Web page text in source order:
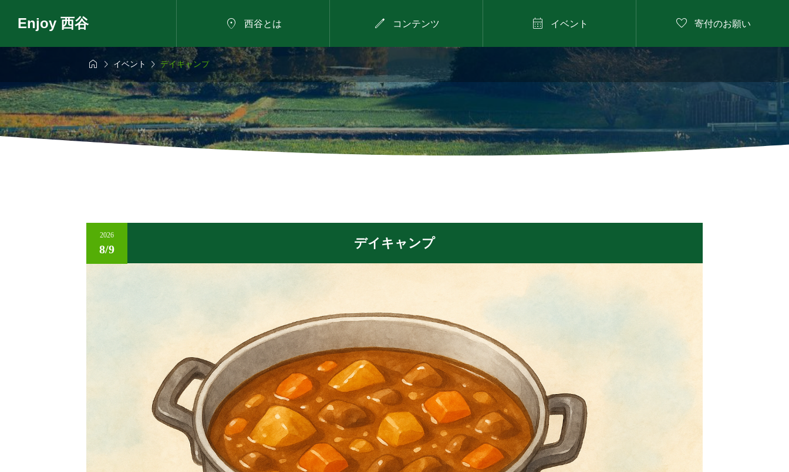
Enjoy 西谷  西谷とは  コンテンツ  イベント  寄付のお願い
野菜のバーベ
2026年8月9日
自然の家で夏祭り！～
きもだめしと小さな縁
日～
2026年8月11日
西谷で見つける！わが
まちのお宝プロジェク
ト（第3回）
2026年8月11日
にしたに野菜のバーベ
 
 イベント  デイキャンプ
2026
8/9 デイキャンプ